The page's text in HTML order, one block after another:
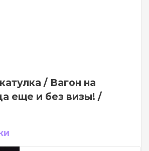
/ Вагон на
еще и без визы! /